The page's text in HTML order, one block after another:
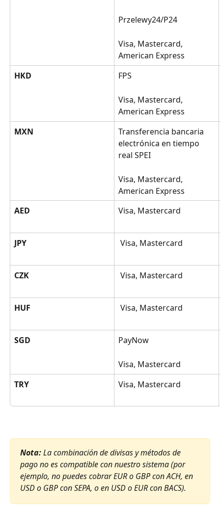
Przelewy24/P24
Visa, Mastercard,
American Express
HKD
FPS
Visa, Mastercard,
American Express
MXN
Transferencia bancaria
electrónica en tiempo
real SPEI
Visa, Mastercard,
American Express
AED
Visa, Mastercard
JPY Visa, Mastercard
CZK Visa, Mastercard
HUF Visa, Mastercard
SGD PayNow
Visa, Mastercard
TRY
Visa, Mastercard
Nota: La combinación de divisas y métodos de
pago no es compatible con nuestro sistema (por
ejemplo, no puedes cobrar EUR o GBP con ACH, en
USD o GBP con SEPA, o en USD o EUR con BACS).